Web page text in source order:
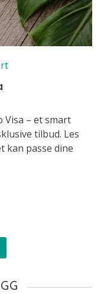
Visa – et smart
tilbud. Les
kan passe dine